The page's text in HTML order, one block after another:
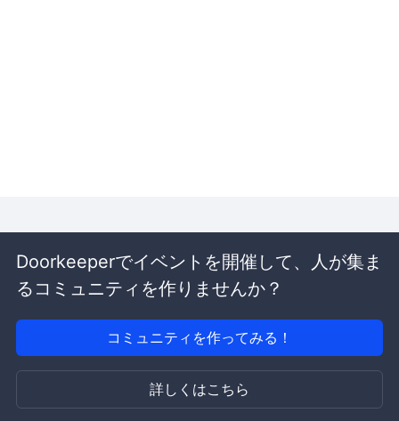
Doorkeeperでイベントを開催して、人が集ま
るコミュニティを作りませんか？
コミュニティを作ってみる！
詳しくはこちら